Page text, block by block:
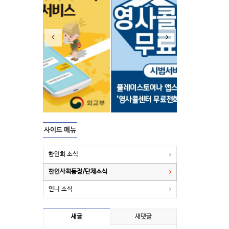
사이드 메뉴
한인회 소식
한인사회동정/단체소식
인니 소식
새글 새댓글